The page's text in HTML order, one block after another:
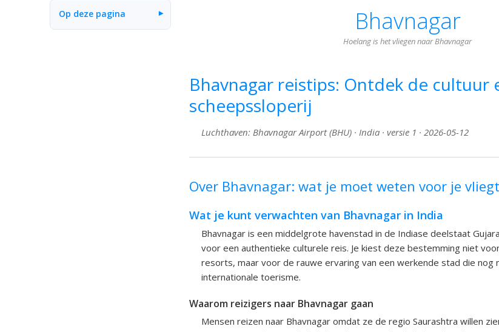
Op deze pagina ▾ Bhavnagar
Hoelang is het vliegen naar Bhavnagar
Bhavnagar reistips: Ontdek de cultuur
scheepssloperij
Luchthaven: Bhavnagar Airport (BHU) · India · versie 1 · 2026-05-12
Over Bhavnagar: wat je moet weten voor je vliegt
Wat je kunt verwachten van Bhavnagar in India
Bhavnagar is een middelgrote havenstad in de Indiase deelstaat
voor een authentieke culturele reis. Je kiest deze bestemming niet
resorts, maar voor de rauwe ervaring van een werkende stad die nog
internationale toerisme.
Waarom reizigers naar Bhavnagar gaan
Mensen reizen naar Bhavnagar omdat ze de regio Saurashtra willen